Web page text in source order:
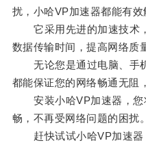
扰，小哈VP加速器都能有效
它采用先进的加速技术
数据传输时间，提高网络质
无论您是通过电脑、手
都能保证您的网络畅通无阻
安装小哈VP加速器，您
畅，不再受网络问题的困扰。
赶快试试小哈VP加速器